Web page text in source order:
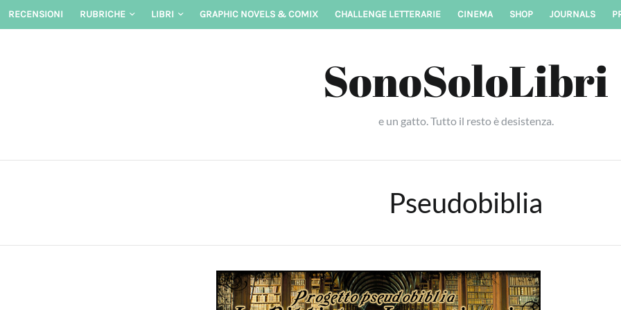
Skip
RECENSIONI RUBRICHE LIBRI GRAPHIC NOVELS & COMIX CHALLENGE LETTERARIE CINEMA SHOP JOURNALS
SonoSoloLibri
e un gatto. Tutto il resto è desistenza.
Pseudobiblia